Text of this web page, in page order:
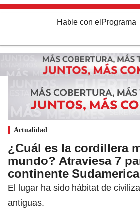
Hable con el Programa
Actualidad
¿Cuál es la cordillera
mundo? Atraviesa 7
continente
El lugar ha sido hábitat de
antiguas.